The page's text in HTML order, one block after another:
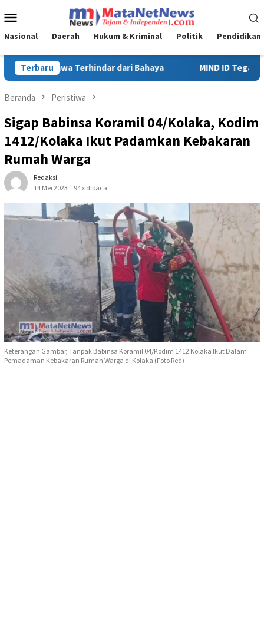
ke
Mobile
Nasional Daerah Hukum & Kriminal Politik Pendidikan
Terbaru
MIND ID Tegaskan Dukungan Penuh Bagi PT Vale di Pomalaa,
Beranda Peristiwa
Sigap Babinsa Koramil 04/Kolaka, Kodim
1412/Kolaka Ikut Padamkan Kebakaran
Rumah Warga
Redaksi
14 Mei 2023
94 x dibaca
Keterangan Gambar, Tanpak Babinsa Koramil 04/Kodim 1412 Kolaka Ikut Dalam
Pemadaman Kebakaran Rumah Warga di Kolaka (Foto Red)